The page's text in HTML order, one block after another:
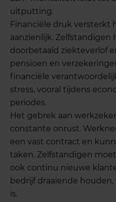
uitputting.
Financiële druk versterkt
aanzienlijk.
doorbetaald ziekteverlof
pensioen en
financiële
stress, vooral tijdens
periodes.
Het gebrek aan
constante onrust.
een vast contract en
taken. Zelfstandigen
ook continu nieuwe
bedrijf draaiende
is.